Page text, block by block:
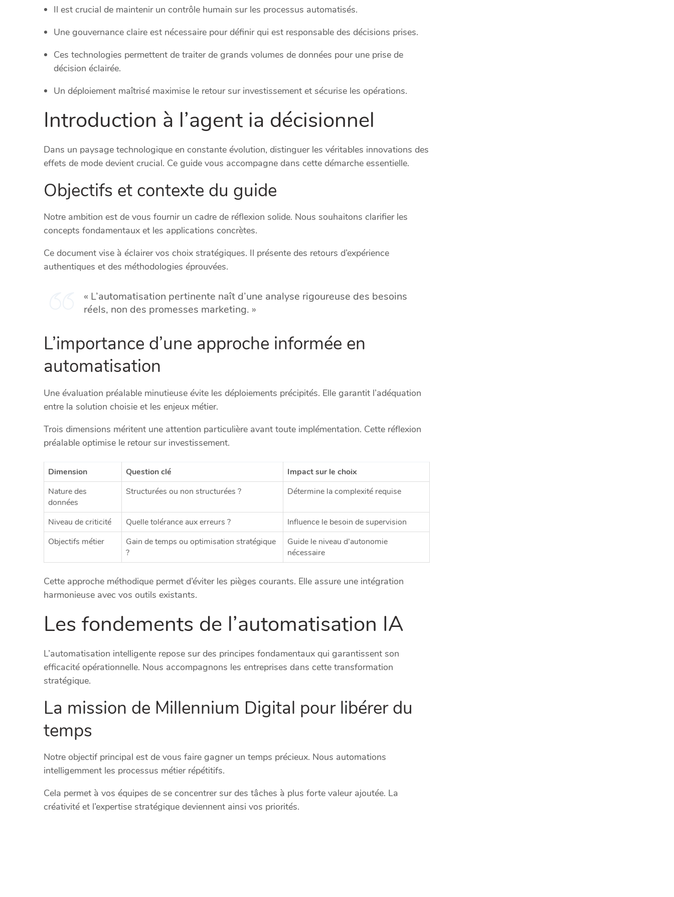
Il est crucial de maintenir un contrôle humain sur les processus automatisés.
Une gouvernance claire est nécessaire pour définir qui est responsable des décisions prises.
Ces technologies permettent de traiter de grands volumes de données pour une prise de
décision éclairée.
Un déploiement maîtrisé maximise le retour sur investissement et sécurise les opérations.
Introduction à l’agent ia décisionnel
Dans un paysage technologique en constante évolution, distinguer les véritables innovations des
effets de mode devient crucial. Ce guide vous accompagne dans cette démarche essentielle.
Objectifs et contexte du guide
Notre ambition est de vous fournir un cadre de réflexion solide. Nous souhaitons clarifier les
concepts fondamentaux et les applications concrètes.
Ce document vise à éclairer vos choix stratégiques. Il présente des retours d’expérience
authentiques et des méthodologies éprouvées.
« L’automatisation pertinente naît d’une analyse rigoureuse des besoins
réels, non des promesses marketing. »
L’importance d’une approche informée en
automatisation
Une évaluation préalable minutieuse évite les déploiements précipités. Elle garantit l’adéquation
entre la solution choisie et les enjeux métier.
Trois dimensions méritent une attention particulière avant toute implémentation. Cette réflexion
préalable optimise le retour sur investissement.
Dimension Question clé
Impact sur le choix
Nature des
données
Structurées ou non structurées ? Détermine la complexité requise
Niveau de criticité Quelle tolérance aux erreurs ?
Influence le besoin de supervision
Objectifs métier
Gain de temps ou optimisation stratégique
?
Guide le niveau d’autonomie
nécessaire
Cette approche méthodique permet d’éviter les pièges courants. Elle assure une intégration
harmonieuse avec vos outils existants.
Les fondements de l’automatisation IA
L’automatisation intelligente repose sur des principes fondamentaux qui garantissent son
efficacité opérationnelle. Nous accompagnons les entreprises dans cette transformation
stratégique.
La mission de Millennium Digital pour libérer du
temps
Notre objectif principal est de vous faire gagner un temps précieux. Nous automations
intelligemment les processus métier répétitifs.
Cela permet à vos équipes de se concentrer sur des tâches à plus forte valeur ajoutée. La
créativité et l’expertise stratégique deviennent ainsi vos priorités.